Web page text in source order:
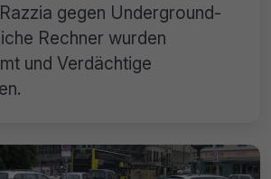
gegen Underground-
Rechner wurden
und Verdächtige